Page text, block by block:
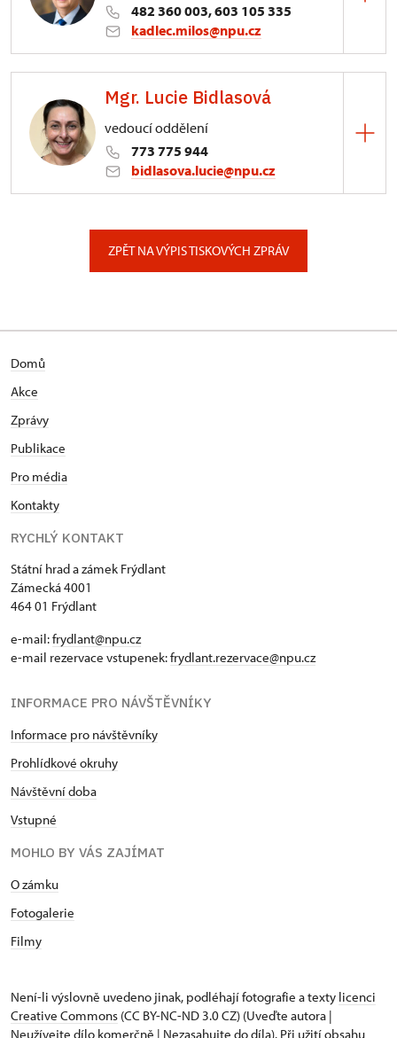
482 360 003, 603 105 335
kadlec.milos@npu.cz
3/, Sychrov 3
Mgr. Lucie Bidlasová
vedoucí oddělení
773 775 944
bidlasova.lucie@npu.cz
ZPĚT NA VÝPIS TISKOVÝCH ZPRÁV
Domů
Akce
Zprávy
Publikace
Pro média
Kontakty
RYCHLÝ KONTAKT
Státní hrad a zámek Frýdlant
Zámecká 4001
464 01 Frýdlant
e-mail:frydlant@npu.cz
e-mail rezervace vstupenek:frydlant.rezervace@npu.cz
INFORMACE PRO NÁVŠTĚVNÍKY
Informace pro návštěvníky
Prohlídkové okruhy
Návštěvní doba
Vstupné
MOHLO BY VÁS ZAJÍMAT
O zámku
Fotogalerie
Filmy
Není-li výslovně uvedeno jinak, podléhají fotografie a texty licenci
Creative Commons (CC BY-NC-ND 3.0 CZ) (Uveďte autora |
Neužívejte dílo komerčně | Nezasahujte do díla). Při užití obsahu